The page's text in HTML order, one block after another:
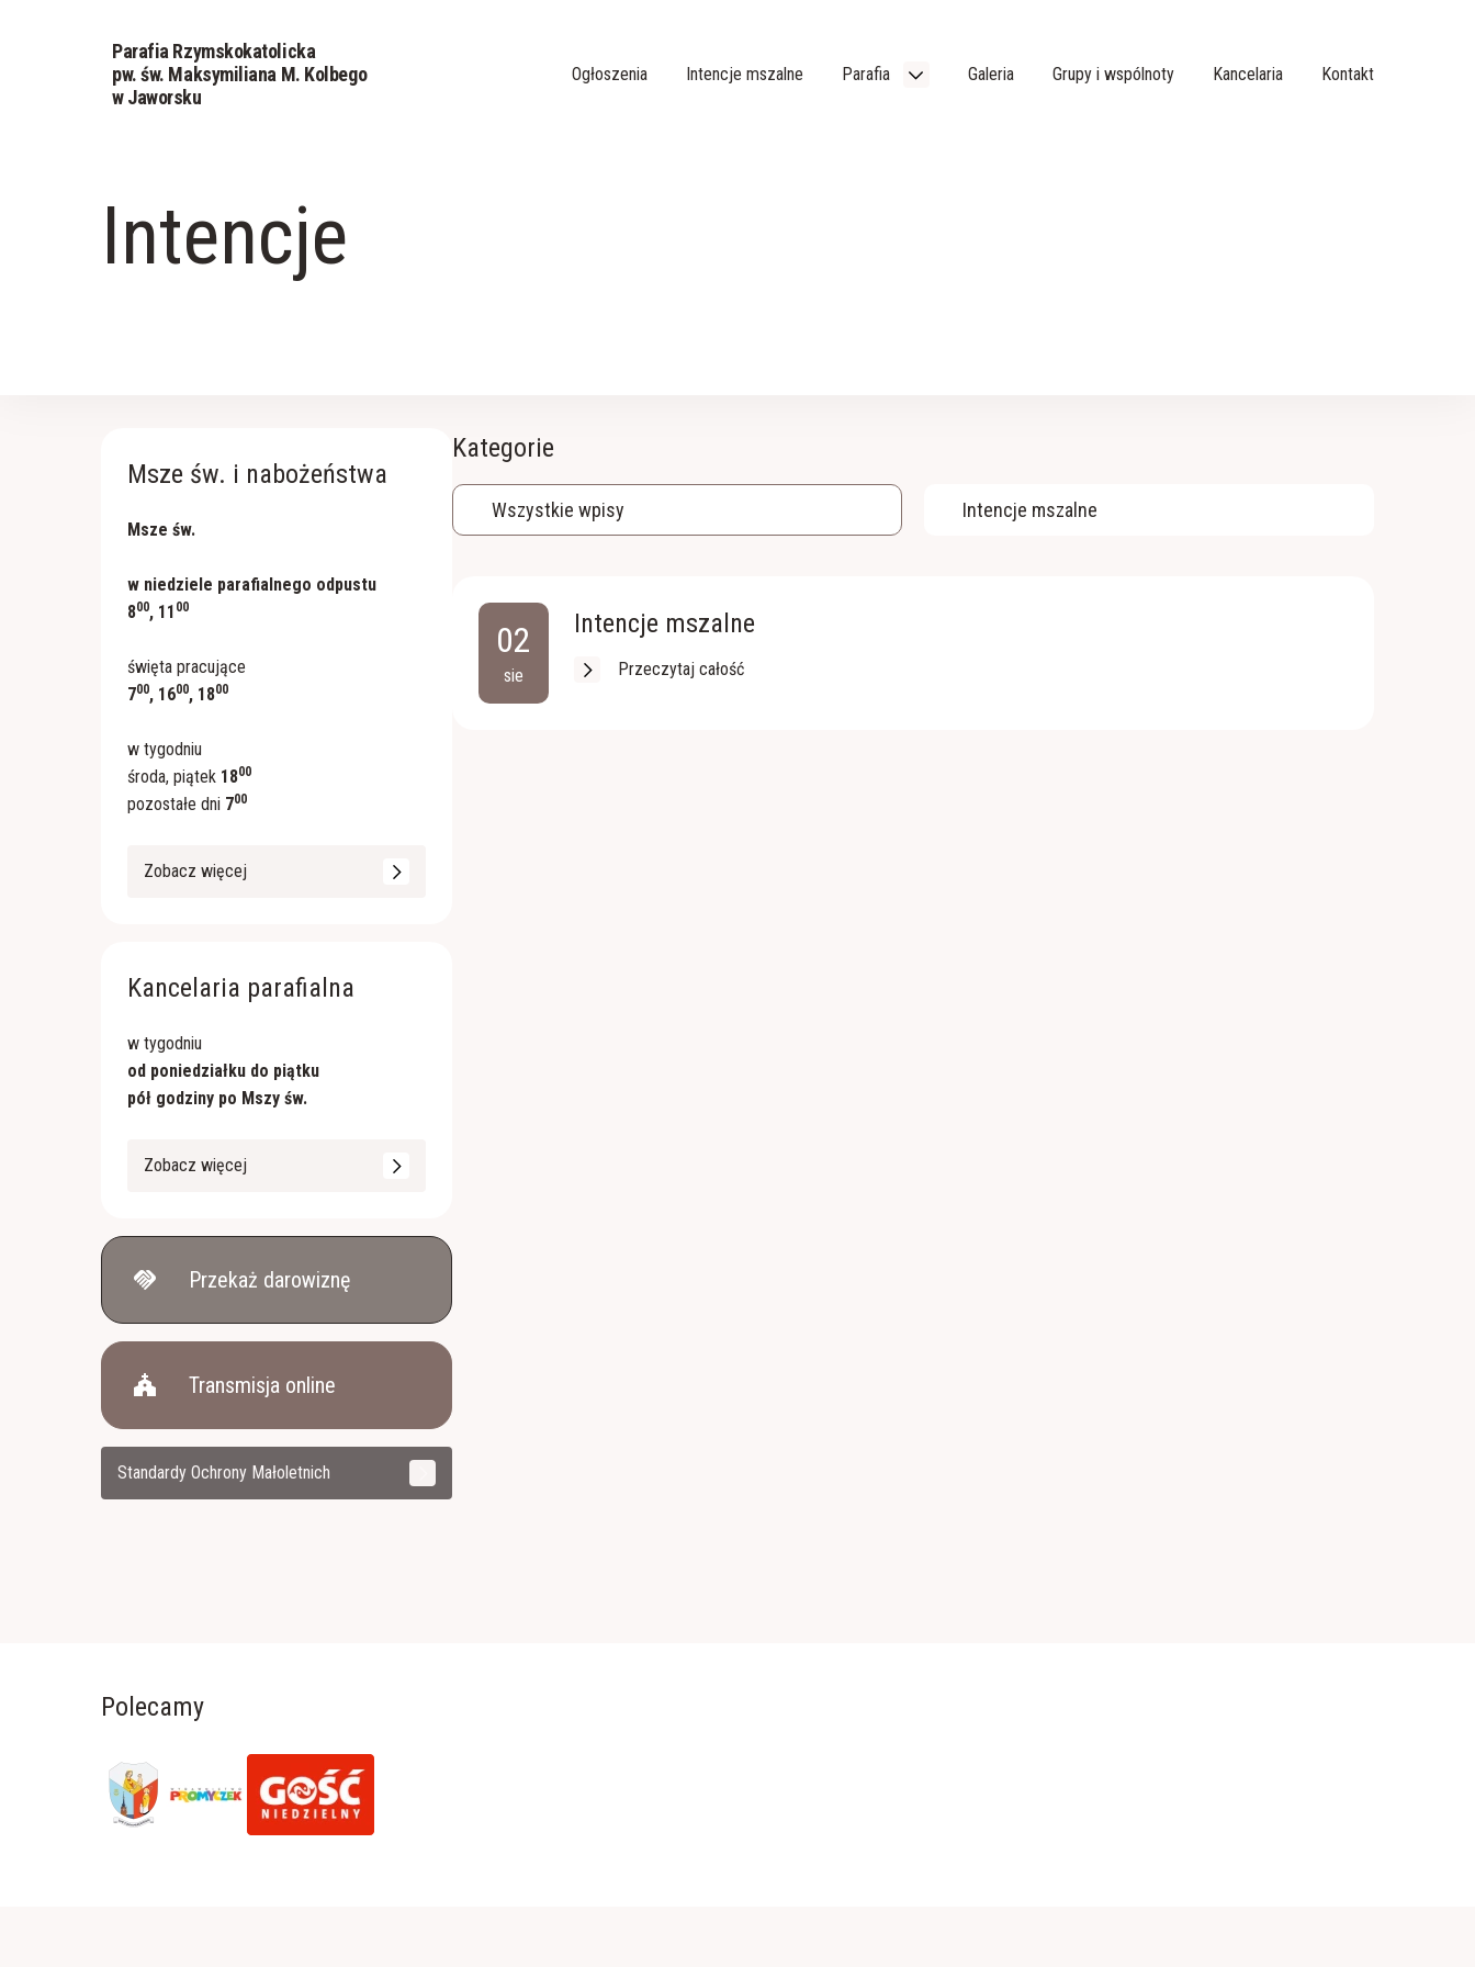
Parafia Rzymskokatolicka
pw. św. Maksymiliana M. Kolbego
w Jaworsku
Ogłoszenia Intencje mszalne Parafia Galeria Grupy i wspólnoty Kancelaria Kontakt
Intencje
Msze św. i nabożeństwa
Msze św.
w niedziele parafialnego odpustu
800, 11 00
święta pracujące
700, 1600, 1800
w tygodniu
środa, piątek 1800
pozostałe dni 700
Zobacz więcej
Kancelaria parafialna
w tygodniu
od poniedziałku do piątku
pół godziny po Mszy św.
Zobacz więcej
handshake Przekaż darowiznę
church Transmisja online
Standardy Ochrony Małoletnich
Kategorie
Wszystkie wpisy Intencje mszalne
02
sie
Intencje mszalne
Przeczytaj całość
Polecamy